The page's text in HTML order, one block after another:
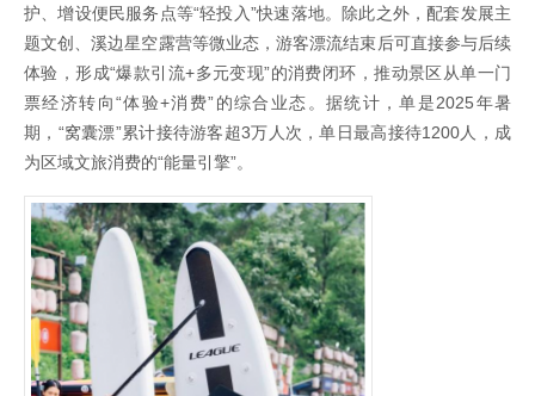
护、增设便民服务点等“轻投入”快速落地。除此之外，配套发展主
题文创、溪边星空露营等微业态，游客漂流结束后可直接参与后续
体验，形成“爆款引流+多元变现”的消费闭环，推动景区从单一门
票经济转向“体验+消费”的综合业态。据统计，单是2025年暑
期，“窝囊漂”累计接待游客超3万人次，单日最高接待1200人，成
为区域文旅消费的“能量引擎”。